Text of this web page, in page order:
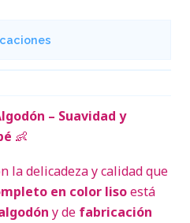
– Suavidad y
👶
la delicadeza y calidad que
en color lisoestá
y de fabricación